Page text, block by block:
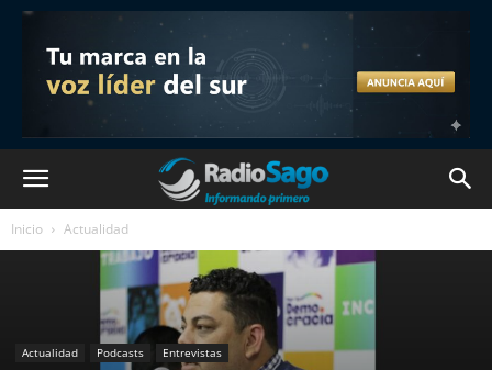
Inicio Actualidad
Actualidad Podcasts Entrevistas